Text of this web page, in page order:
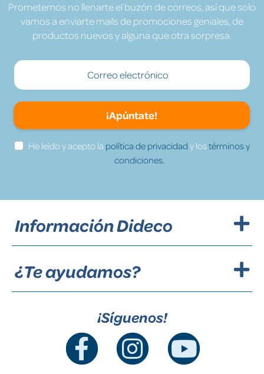
Prometemos no llenarte el buzón de correos, así que solo
vamos a enviarte mails de promociones geniales, de
productos nuevos y alguna que otra sorpresa.
¡Apúntate!
He leído y acepto la política de privacidad y lostérminos y
condiciones.
Información Dideco
¿Te ayudamos?
¡Síguenos!